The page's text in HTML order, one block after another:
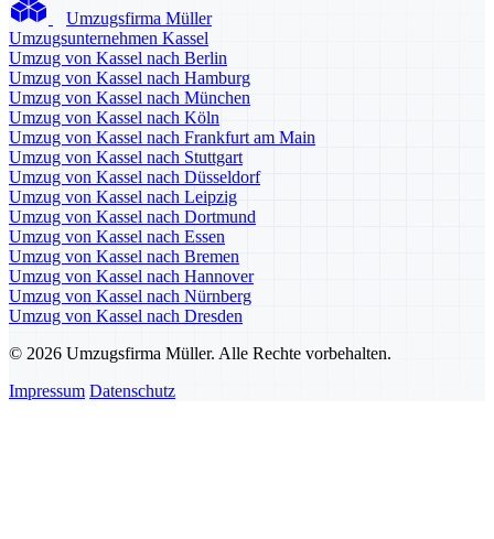
Umzugsfirma Müller
Umzugsunternehmen Kassel
Umzug von Kassel nach Berlin
Umzug von Kassel nach Hamburg
Umzug von Kassel nach München
Umzug von Kassel nach Köln
Umzug von Kassel nach Frankfurt am Main
Umzug von Kassel nach Stuttgart
Umzug von Kassel nach Düsseldorf
Umzug von Kassel nach Leipzig
Umzug von Kassel nach Dortmund
Umzug von Kassel nach Essen
Umzug von Kassel nach Bremen
Umzug von Kassel nach Hannover
Umzug von Kassel nach Nürnberg
Umzug von Kassel nach Dresden
© 2026 Umzugsfirma Müller. Alle Rechte vorbehalten.
Impressum Datenschutz